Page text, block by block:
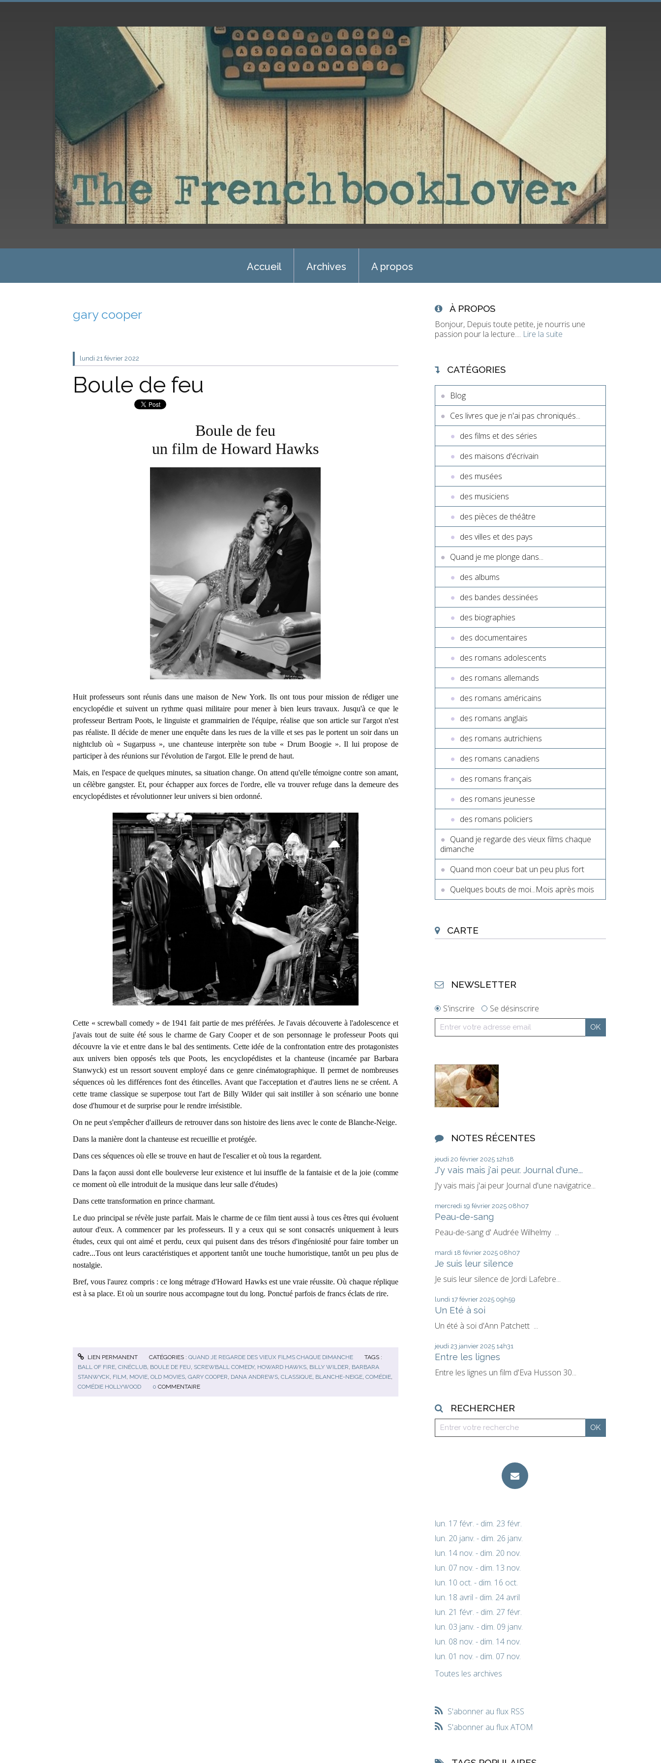
Accueil Archives A propos
gary cooper
lundi 21 février 2022
Boule de feu
Boule de feu
un film de Howard Hawks
Huit professeurs sont réunis dans une maison de New York. Ils ont tous pour mission de rédiger une
encyclopédie et suivent un rythme quasi militaire pour mener à bien leurs travaux. Jusqu'à ce que le
professeur Bertram Poots, le linguiste et grammairien de l'équipe, réalise que son article sur l'argot n'est
pas réaliste. Il décide de mener une enquête dans les rues de la ville et ses pas le portent un soir dans un
nightclub où « Sugarpuss », une chanteuse interprète son tube « Drum Boogie ». Il lui propose de
participer à des réunions sur l'évolution de l'argot. Elle le prend de haut.
Mais, en l'espace de quelques minutes, sa situation change. On attend qu'elle témoigne contre son amant,
un célèbre gangster. Et, pour échapper aux forces de l'ordre, elle va trouver refuge dans la demeure des
encyclopédistes et révolutionner leur univers si bien ordonné.
Cette « screwball comedy » de 1941 fait partie de mes préférées. Je l'avais découverte à l'adolescence et
j'avais tout de suite été sous le charme de Gary Cooper et de son personnage le professeur Poots qui
découvre la vie et entre dans le bal des sentiments. Cette idée de la confrontation entre des protagonistes
aux univers bien opposés tels que Poots, les encyclopédistes et la chanteuse (incarnée par Barbara
Stanwyck) est un ressort souvent employé dans ce genre cinématographique. Il permet de nombreuses
séquences où les différences font des étincelles. Avant que l'acceptation et d'autres liens ne se créent. A
cette trame classique se superpose tout l'art de Billy Wilder qui sait instiller à son scénario une bonne
dose d'humour et de surprise pour le rendre irrésistible.
On ne peut s'empêcher d'ailleurs de retrouver dans son histoire des liens avec le conte de Blanche-Neige.
Dans la manière dont la chanteuse est recueillie et protégée.
Dans ces séquences où elle se trouve en haut de l'escalier et où tous la regardent.
Dans la façon aussi dont elle bouleverse leur existence et lui insuffle de la fantaisie et de la joie (comme
ce moment où elle introduit de la musique dans leur salle d'études)
Dans cette transformation en prince charmant.
Le duo principal se révèle juste parfait. Mais le charme de ce film tient aussi à tous ces êtres qui évoluent
autour d'eux. A commencer par les professeurs. Il y a ceux qui se sont consacrés uniquement à leurs
études, ceux qui ont aimé et perdu, ceux qui puisent dans des trésors d'ingéniosité pour faire tomber un
cadre...Tous ont leurs caractéristiques et apportent tantôt une touche humoristique, tantôt un peu plus de
nostalgie.
Bref, vous l'aurez compris : ce long métrage d'Howard Hawks est une vraie réussite. Où chaque réplique
est à sa place. Et où un sourire nous accompagne tout du long. Ponctué parfois de francs éclats de rire.
LIEN PERMANENT CATÉGORIES :QUAND JE REGARDE DES VIEUX FILMS CHAQUE DIMANCHE
TAGS :
BALL OF FIRE, CINÉCLUB, BOULE DE FEU, SCREWBALL COMEDY, HOWARD HAWKS, BILLY WILDER, BARBARA
STANWYCK, FILM, MOVIE, OLD MOVIES, GARY COOPER, DANA ANDREWS, CLASSIQUE, BLANCHE-NEIGE, COMÉDIE,
COMÉDIE HOLLYWOOD
0 COMMENTAIRE
À PROPOS
Bonjour, Depuis toute petite, je nourris une
passion pour la lecture.... Lire la suite
CATÉGORIES
Blog
Ces livres que je n'ai pas chroniqués...
des films et des séries
des maisons d'écrivain
des musées
des musiciens
des pièces de théâtre
des villes et des pays
Quand je me plonge dans...
des albums
des bandes dessinées
des biographies
des documentaires
des romans adolescents
des romans allemands
des romans américains
des romans anglais
des romans autrichiens
des romans canadiens
des romans français
des romans jeunesse
des romans policiers
Quand je regarde des vieux films chaque
dimanche
Quand mon coeur bat un peu plus fort
Quelques bouts de moi...Mois après mois
CARTE
NEWSLETTER
S'inscrire Se désinscrire
NOTES RÉCENTES
jeudi 20 février 2025 12h18
J'y vais mais j'ai peur. Journal d'une...
J'y vais mais j'ai peur Journal d'une navigatrice...
mercredi 19 février 2025 08h07
Peau-de-sang
Peau-de-sang d' Audrée Wilhelmy ...
mardi 18 février 2025 08h07
Je suis leur silence
Je suis leur silence de Jordi Lafebre...
lundi 17 février 2025 09h59
Un Eté à soi
Un été à soi d'Ann Patchett ...
jeudi 23 janvier 2025 14h31
Entre les lignes
Entre les lignes un film d'Eva Husson 30...
RECHERCHER
lun. 17 févr. - dim. 23 févr.
lun. 20 janv. - dim. 26 janv.
lun. 14 nov. - dim. 20 nov.
lun. 07 nov. - dim. 13 nov.
lun. 10 oct. - dim. 16 oct.
lun. 18 avril - dim. 24 avril
lun. 21 févr. - dim. 27 févr.
lun. 03 janv. - dim. 09 janv.
lun. 08 nov. - dim. 14 nov.
lun. 01 nov. - dim. 07 nov.
Toutes les archives
S'abonner au flux RSS
S'abonner au flux ATOM